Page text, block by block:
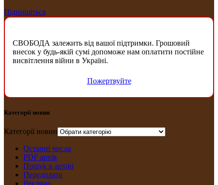
Підпишіться
СВОБОДА залежить від вашої підтримки. Грошовий
внесок у будь-якій сумі допоможе нам оплатити постійне
висвітлення війни в Україні.
Пожертвуйте
Категорії новин
Категорії новин
Останні числа
PDF архів
Пошук в архіві
Передплата